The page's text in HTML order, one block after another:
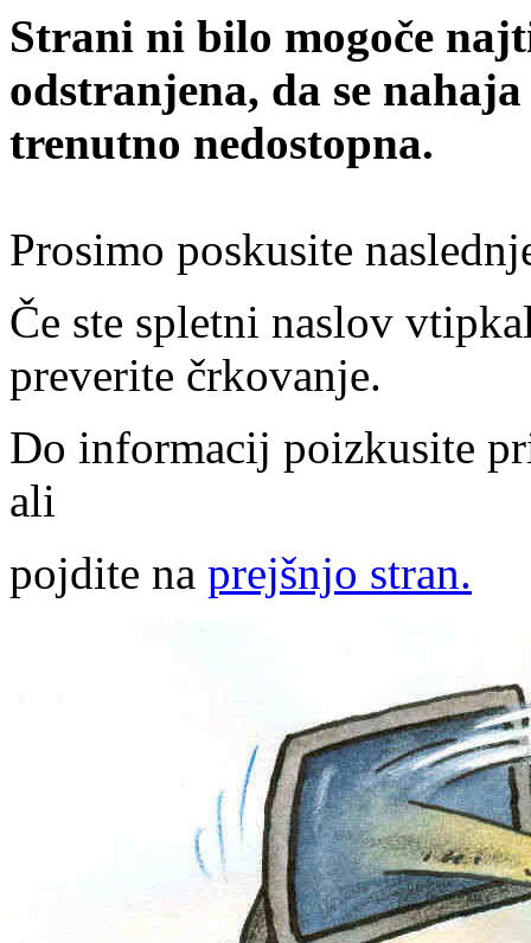
Strani ni bilo mogoče
odstranjena, da se
trenutno nedostopna.
Prosimo poskusite
Če ste spletni naslov
preverite črkovanje.
Do informacij poizkusite
ali
pojdite na prejšnjo stran.